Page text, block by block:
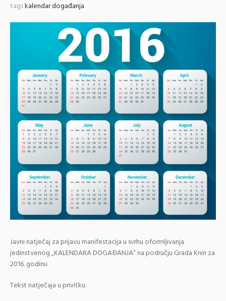
tagskalendar događanja
Javni natječaj za prijavu manifestacija u svrhu oformljivanja
jedinstvenog „KALENDARA DOGAĐANJA“ na području Grada Knin za
2016. godinu
Tekst natječaja u privitku.